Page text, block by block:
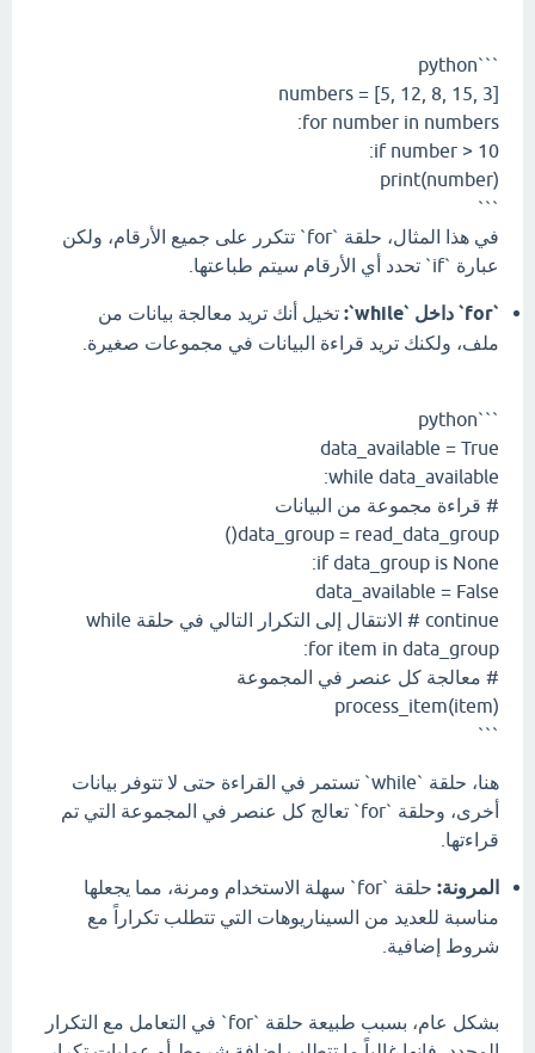
```python
numbers = [5, 12, 8, 15, 3]
for number in numbers:
if number > 10:
print(number)
```
في هذا المثال، حلقة `for` تتكرر على جميع الأرقام، ولكن
عبارة `if` تحدد أي الأرقام سيتم طباعتها.
`for` داخل `while`:
تخيل أنك تريد معالجة بيانات من
ملف، ولكنك تريد قراءة البيانات في مجموعات صغيرة.
```python
data_available = True
while data_available:
# قراءة مجموعة من البيانات
data_group = read_data_group()
if data_group is None:
data_available = False
continue # الانتقال إلى التكرار التالي في حلقة while
for item in data_group:
# معالجة كل عنصر في المجموعة
process_item(item)
```
هنا، حلقة `while` تستمر في القراءة حتى لا تتوفر بيانات
أخرى، وحلقة `for` تعالج كل عنصر في المجموعة التي تم
قراءتها.
المرونة:
حلقة `for` سهلة الاستخدام ومرنة، مما يجعلها
مناسبة للعديد من السيناريوهات التي تتطلب تكراراً مع
شروط إضافية.
بشكل عام، بسبب طبيعة حلقة `for` في التعامل مع التكرار